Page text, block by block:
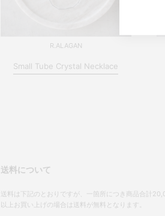
R.ALAGAN
Small Tube Crystal Necklace
送料について
送料は下記のとおりですが、一箇所につき商品合計
以上お買い上げの場合は送料が無料となります。